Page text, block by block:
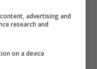
advertising and
research and
on a device